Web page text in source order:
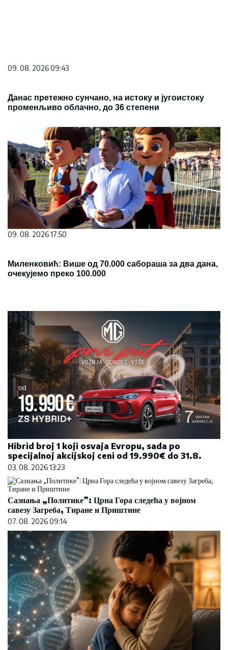
09. 08. 2026 09:43
Данас претежно сунчано, на истоку и југоистоку
променљиво облачно, до 36 степени
09. 08. 2026 17:50
Миленковић: Више од 70.000 сабораша за два дана,
очекујемо преко 100.000
Hibrid broj 1 koji osvaja Evropu, sada po
specijalnoj akcijskoj ceni od 19.990€ do 31.8.
03. 08. 2026 13:23
Сазнања „Политике”: Црна Гора следећа у војном
савезу Загреба, Тиране и Приштине
07. 08. 2026 09:14